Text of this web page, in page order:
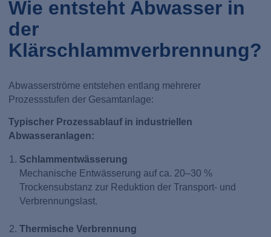
Wie entsteht Abwasser in
der
Klärschlammverbrennung?
Abwasserströme entstehen entlang mehrerer
Prozessstufen der Gesamtanlage:
Typischer Prozessablauf in industriellen
Abwasseranlagen:
Schlammentwässerung
Mechanische Entwässerung auf ca. 20–30 %
Trockensubstanz zur Reduktion der Transport- und
Verbrennungslast.
Thermische Verbrennung